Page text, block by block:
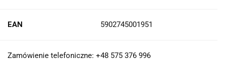
EAN 5902745001951
Zamówienie telefoniczne: +48 575 376 996